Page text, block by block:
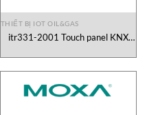
THIẾT BỊ IOT OIL&GAS
itr331-2001 Touch panel KNX